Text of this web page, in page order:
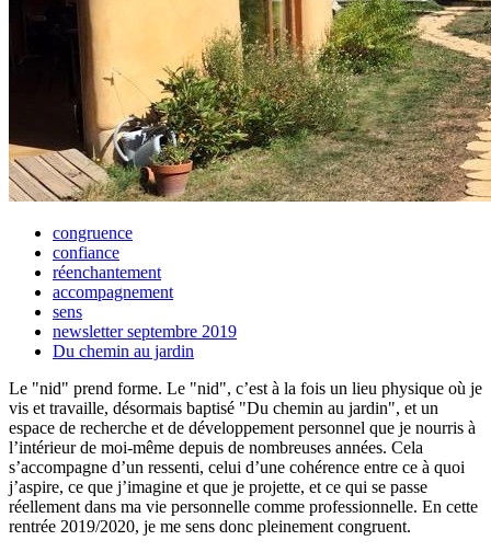
congruence
confiance
réenchantement
accompagnement
sens
newsletter septembre 2019
Du chemin au jardin
Le "nid" prend forme. Le "nid", c’est à la fois un lieu physique où je
vis et travaille, désormais baptisé "Du chemin au jardin", et un
espace de recherche et de développement personnel que je nourris à
l’intérieur de moi-même depuis de nombreuses années. Cela
s’accompagne d’un ressenti, celui d’une cohérence entre ce à quoi
j’aspire, ce que j’imagine et que je projette, et ce qui se passe
réellement dans ma vie personnelle comme professionnelle. En cette
rentrée 2019/2020, je me sens donc pleinement congruent.